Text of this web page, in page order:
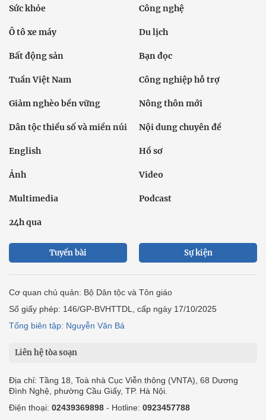
Sức khỏe Công nghệ
Ô tô xe máy Du lịch
Bất động sản Bạn đọc
Tuần Việt Nam Công nghiệp hỗ trợ
Giảm nghèo bền vững Nông thôn mới
Dân tộc thiểu số và miền núi Nội dung chuyên đề
English Hồ sơ
Ảnh Video
Multimedia Podcast
24h qua
Tuyến bài Sự kiện
Cơ quan chủ quản: Bộ Dân tộc và Tôn giáo
Số giấy phép: 146/GP-BVHTTDL, cấp ngày 17/10/2025
Tổng biên tập: Nguyễn Văn Bá
Liên hệ tòa soạn
Địa chỉ: Tầng 18, Toà nhà Cục Viễn thông (VNTA), 68 Dương
Đình Nghệ, phường Cầu Giấy, TP. Hà Nội.
Điện thoại: 02439369898 - Hotline: 0923457788